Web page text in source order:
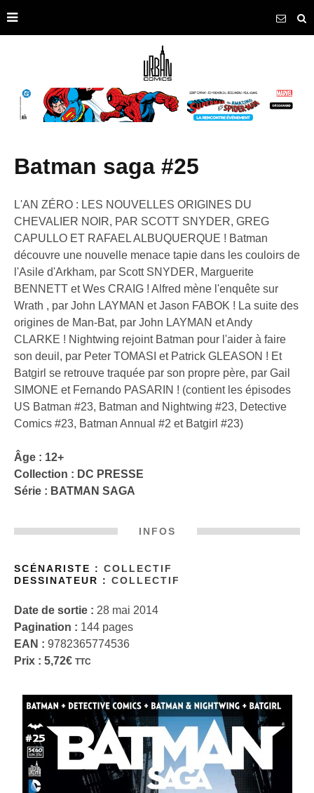
batman saga #25
L'AN ZÉRO : LES NOUVELLES ORIGINES DU
CHEVALIER NOIR, PAR SCOTT SNYDER, GREG
CAPULLO ET RAFAEL ALBUQUERQUE ! Batman
découvre une nouvelle menace tapie dans les couloirs de
l'Asile d'Arkham, par Scott SNYDER, Marguerite
BENNETT et Wes CRAIG ! Alfred mène l'enquête sur
Wrath , par John LAYMAN et Jason FABOK ! La suite des
origines de Man-Bat, par John LAYMAN et Andy
CLARKE ! Nightwing rejoint Batman pour l'aider à faire
son deuil, par Peter TOMASI et Patrick GLEASON ! Et
Batgirl se retrouve traquée par son propre père, par Gail
SIMONE et Fernando PASARIN ! (contient les épisodes
US Batman #23, Batman and Nightwing #23, Detective
Comics #23, Batman Annual #2 et Batgirl #23)
Âge : 12+
Collection : DC PRESSE
Série : BATMAN SAGA
INFOS
SCÉNARISTE : COLLECTIF
DESSINATEUR : COLLECTIF
Date de sortie : 28 mai 2014
Pagination : 144 pages
EAN : 9782365774536
Prix : 5,72€ TTC